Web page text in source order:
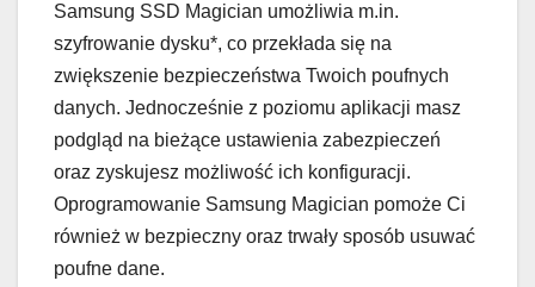
Samsung SSD Magician umożliwia m.in.
szyfrowanie dysku*, co przekłada się na
zwiększenie bezpieczeństwa Twoich poufnych
danych. Jednocześnie z poziomu aplikacji masz
podgląd na bieżące ustawienia zabezpieczeń
oraz zyskujesz możliwość ich konfiguracji.
Oprogramowanie Samsung Magician pomoże Ci
również w bezpieczny oraz trwały sposób usuwać
poufne dane.